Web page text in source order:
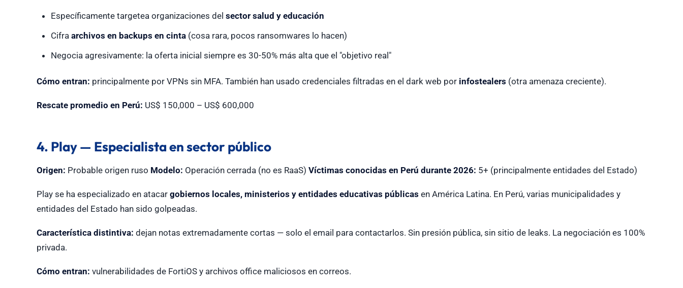
Específicamente targetea organizaciones del sector salud y educación
Cifra archivos en backups en cinta (cosa rara, pocos ransomwares lo hacen)
Negocia agresivamente: la oferta inicial siempre es 30-50% más alta que el "objetivo real"
Cómo entran: principalmente por VPNs sin MFA. También han usado credenciales filtradas en el dark web por infostealers (otra amenaza creciente).
Rescate promedio en Perú: US$ 150,000 – US$ 600,000
4. Play — Especialista en sector público
Origen: Probable origen ruso Modelo: Operación cerrada (no es RaaS) Víctimas conocidas en Perú durante 2026: 5+ (principalmente entidades del Estado)
Play se ha especializado en atacar gobiernos locales, ministerios y entidades educativas públicas en América Latina. En Perú, varias municipalidades y
entidades del Estado han sido golpeadas.
Característica distintiva: dejan notas extremadamente cortas — solo el email para contactarlos. Sin presión pública, sin sitio de leaks. La negociación es 100%
privada.
Cómo entran: vulnerabilidades de FortiOS y archivos office maliciosos en correos.